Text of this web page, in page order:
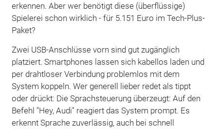
erkennen. Aber wer benötigt diese (überflüssige)
Spielerei schon wirklich - für 5.151 Euro im Tech-Plus-
Paket?
Zwei USB-Anschlüsse vorn sind gut zugänglich
platziert. Smartphones lassen sich kabellos laden und
per drahtloser Verbindung problemlos mit dem
System koppeln. Wer generell lieber redet als tippt
oder drückt: Die Sprachsteuerung überzeugt: Auf den
Befehl "Hey, Audi" reagiert das System prompt. Es
erkennt Sprache zuverlässig, auch bei schnell